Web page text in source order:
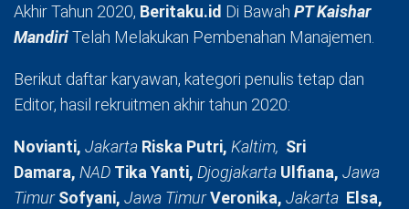
Akhir Tahun 2020, Beritaku.id Di Bawah PT Kaishar
MandiriTelah Melakukan Pembenahan Manajemen.
Berikut daftar karyawan, kategori penulis tetap dan
Editor, hasil rekruitmen akhir tahun 2020:
Novianti, Jakarta Riska Putri, Kaltim, Sri
Damara, NAD Tika Yanti, Djogjakarta Ulfiana, Jawa
TimurSofyani, Jawa TimurVeronika, Jakarta Elsa,